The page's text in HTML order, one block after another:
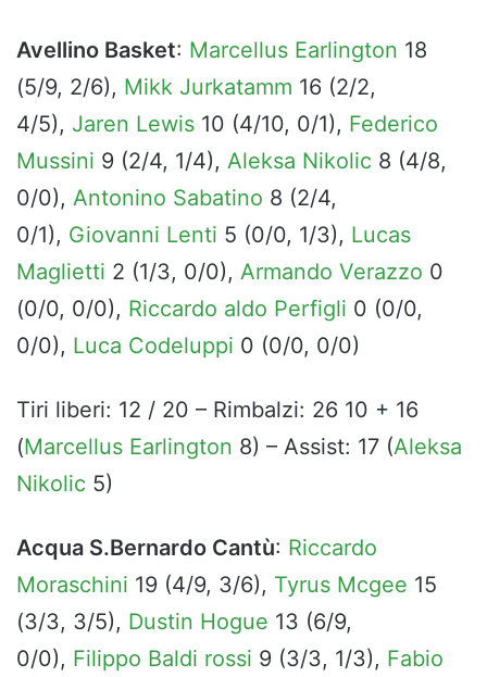
Avellino Basket: Marcellus Earlington 18
(5/9, 2/6), Mikk Jurkatamm 16 (2/2,
4/5), Jaren Lewis 10 (4/10, 0/1), Federico
Mussini 9 (2/4, 1/4), Aleksa Nikolic 8 (4/8,
0/0), Antonino Sabatino 8 (2/4,
0/1), Giovanni Lenti 5 (0/0, 1/3), Lucas
Maglietti 2 (1/3, 0/0), Armando Verazzo 0
(0/0, 0/0), Riccardo aldo Perfigli 0 (0/0,
0/0), Luca Codeluppi 0 (0/0, 0/0)
Tiri liberi: 12 / 20 – Rimbalzi: 26 10 + 16
(Marcellus Earlington 8) – Assist: 17 (Aleksa
Nikolic 5)
Acqua S.Bernardo Cantù: Riccardo
Moraschini 19 (4/9, 3/6), Tyrus Mcgee 15
(3/3, 3/5), Dustin Hogue 13 (6/9,
0/0), Filippo Baldi rossi 9 (3/3, 1/3), Fabio